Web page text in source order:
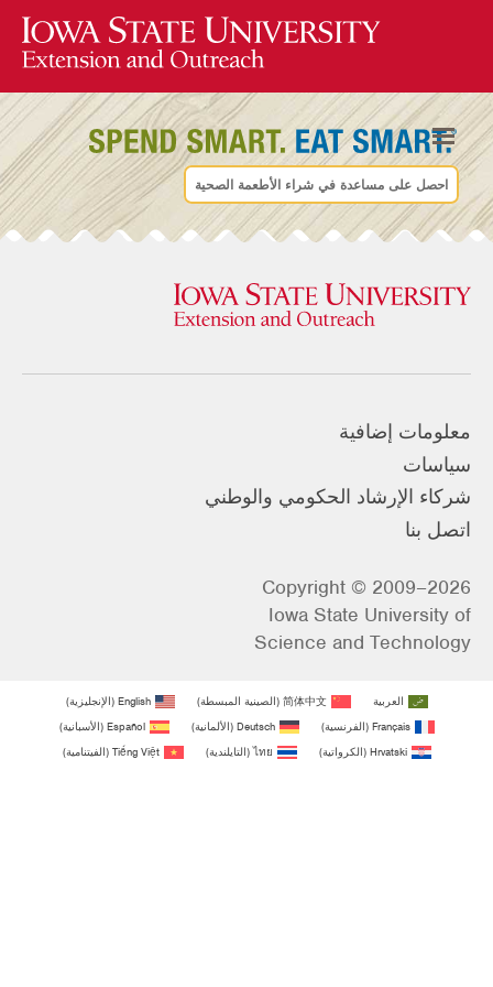
احصل على مساعدة في شراء الأطعمة الصحية
معلومات إضافية
سياسات
شركاء الإرشاد الحكومي والوطني
اتصل بنا
Copyright © 2009–2026
Iowa State University of
Science and Technology
العربية 简体中文
(الصينية المبسطة)
English
(الإنجليزية)
Français
(الفرنسية)
Deutsch
(الألمانية)
Español
(الأسبانية)
Hrvatski
(الكرواتية)
ไทย
(التايلندية)
Tiếng Việt
(الفيتنامية)